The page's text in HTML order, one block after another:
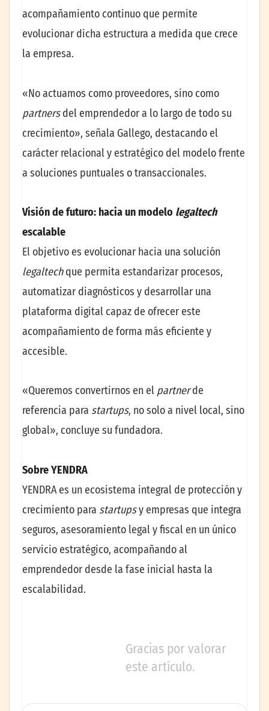
acompañamiento continuo que permite
evolucionar dicha estructura a medida que crece
la empresa.
«No actuamos como proveedores, sino como
partnersdel emprendedor a lo largo de todo su
crecimiento», señala Gallego, destacando el
carácter relacional y estratégico del modelo frente
a soluciones puntuales o transaccionales.
Visión de futuro: hacia un modelo legaltech
escalable
El objetivo es evolucionar hacia una solución
legaltechque permita estandarizar procesos,
automatizar diagnósticos y desarrollar una
plataforma digital capaz de ofrecer este
acompañamiento de forma más eficiente y
accesible.
«Queremos convertirnos en el partnerde
referencia para startups, no solo a nivel local, sino
global», concluye su fundadora.
Sobre YENDRA
YENDRA es un ecosistema integral de protección y
crecimiento para startupsy empresas que integra
seguros, asesoramiento legal y fiscal en un único
servicio estratégico, acompañando al
emprendedor desde la fase inicial hasta la
escalabilidad.
Gracias por valorar
este artículo.